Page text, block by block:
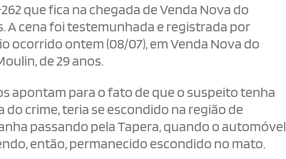
que fica na chegada de Venda Nova do
A cena foi testemunhada e registrada por
ocorrido ontem (08/07), em Venda Nova do
de 29 anos.
apontam para o fato de que o suspeito tenha
crime, teria se escondido na região de
passando pela Tapera, quando o automóvel
então, permanecido escondido no mato.